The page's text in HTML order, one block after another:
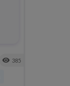
visibility 385